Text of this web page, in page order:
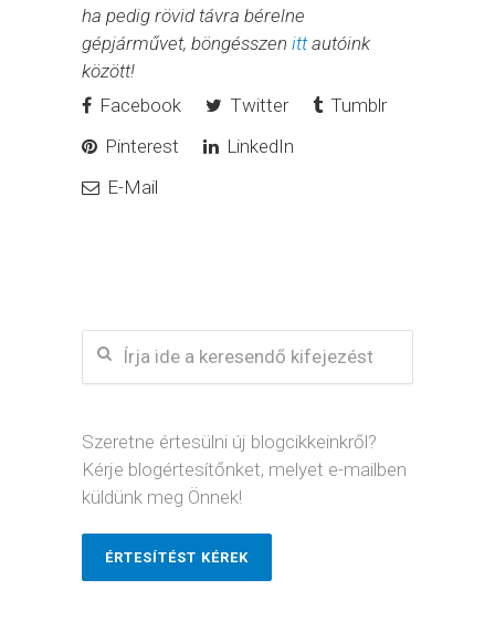
ha pedig rövid távra bérelne
gépjárművet, böngésszen ittautóink
között!
Facebook
Twitter
Tumblr
Pinterest
LinkedIn
E-Mail
Szeretne értesülni új blogcikkeinkről?
Kérje blogértesítőnket, melyet e-mailben
küldünk meg Önnek!
ÉRTESÍTÉST KÉREK